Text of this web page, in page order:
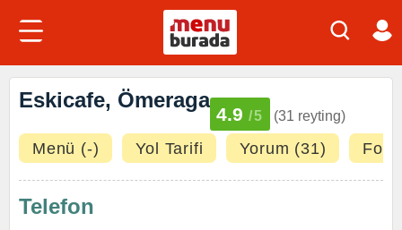
Eskicafe, Ömeraga
4.9 /5 (31 reyting)
Menü (-) Yol Tarifi Yorum (31)
Telefon